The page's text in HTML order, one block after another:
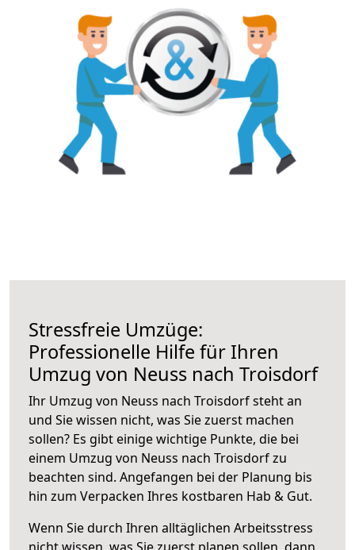
Stressfreie Umzüge:
Professionelle Hilfe für Ihren
Umzug von Neuss nach Troisdorf
Ihr Umzug von Neuss nach Troisdorf steht an
und Sie wissen nicht, was Sie zuerst machen
sollen? Es gibt einige wichtige Punkte, die bei
einem Umzug von Neuss nach Troisdorf zu
beachten sind. Angefangen bei der Planung bis
hin zum Verpacken Ihres kostbaren Hab & Gut.
Wenn Sie durch Ihren alltäglichen Arbeitsstress